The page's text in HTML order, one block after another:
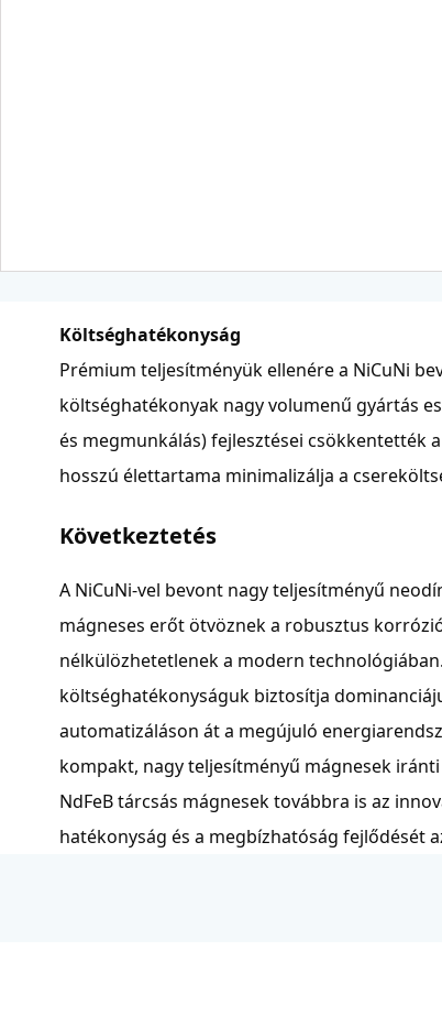
Költséghatékonyság
Prémium teljesítményük ellenére a NiCuNi
költséghatékonyak nagy volumenű gyártás
és megmunkálás) fejlesztései csökkentették
hosszú élettartama minimalizálja a
Következtetés
A NiCuNi-vel bevont nagy teljesítményű
mágneses erőt ötvöznek a robusztus
nélkülözhetetlenek a modern
költséghatékonyságuk biztosítja
automatizáláson át a megújuló
kompakt, nagy teljesítményű mágnesek
NdFeB tárcsás mágnesek továbbra is az
hatékonyság és a megbízhatóság fejlődését